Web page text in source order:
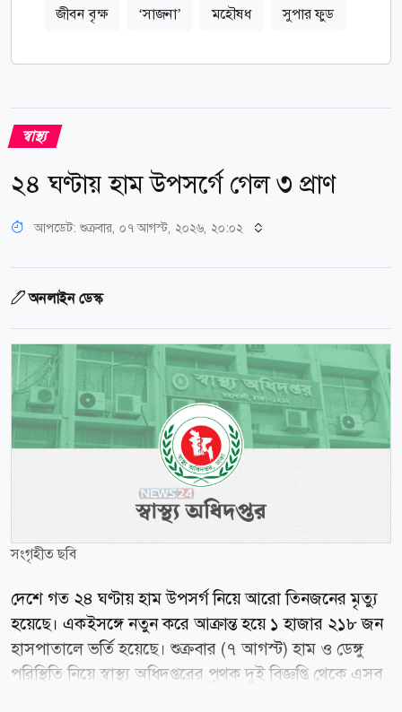
জীবন বৃক্ষ ‘সাজনা’ মহৌষধ সুপার ফুড
স্বাস্থ্য
২৪ ঘণ্টায় হাম উপসর্গে গেল ৩ প্রাণ
আপডেট: শুক্রবার, ০৭ আগস্ট, ২০২৬, ২০:০২
অনলাইন ডেস্ক
সংগৃহীত ছবি
দেশে গত ২৪ ঘণ্টায় হাম উপসর্গ নিয়ে আরো তিনজনের মৃত্যু
হয়েছে। একইসঙ্গে নতুন করে আক্রান্ত হয়ে ১ হাজার ২১৮ জন
হাসপাতালে ভর্তি হয়েছে। শুক্রবার (৭ আগস্ট) হাম ও ডেঙ্গু
পরিস্থিতি নিয়ে স্বাস্থ্য অধিদপ্তরের পৃথক দুই বিজ্ঞপ্তি থেকে এসব